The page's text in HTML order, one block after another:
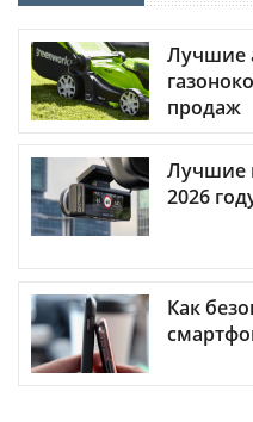
Лучшие
продаж
Лучшие
2026
Как